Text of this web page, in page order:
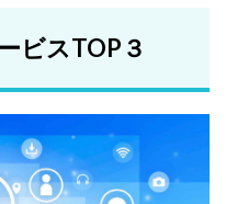
ビスTOP３